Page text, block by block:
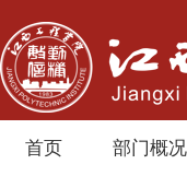
首页 部门概况